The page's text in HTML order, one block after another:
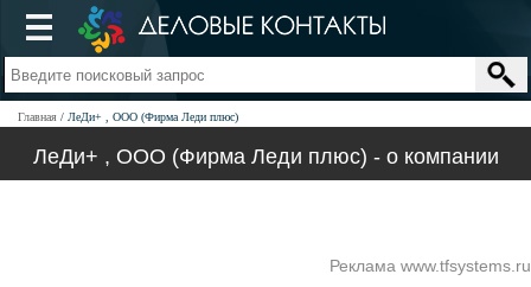
Главная ЛеДи+ , ООО (Фирма Леди плюс)
ЛеДи+ , ООО (Фирма Леди плюс) - о компании
Реклама www.tfsystems.ru